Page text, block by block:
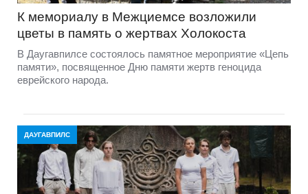
К мемориалу в Межциемсе возложили
цветы в память о жертвах Холокоста
В Даугавпилсе состоялось памятное мероприятие «Цепь
памяти», посвященное Дню памяти жертв геноцида
еврейского народа.
ДАУГАВПИЛС